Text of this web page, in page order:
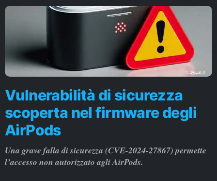
Vulnerabilità di sicurezza
scoperta nel firmware degli
AirPods
Una grave falla di sicurezza (CVE-2024-27867) permette
l’accesso non autorizzato agli AirPods.